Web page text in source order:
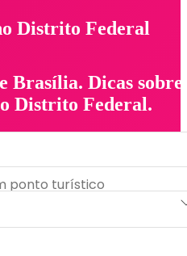
Distrito Federal
Brasília. Dicas sobre
Distrito Federal.